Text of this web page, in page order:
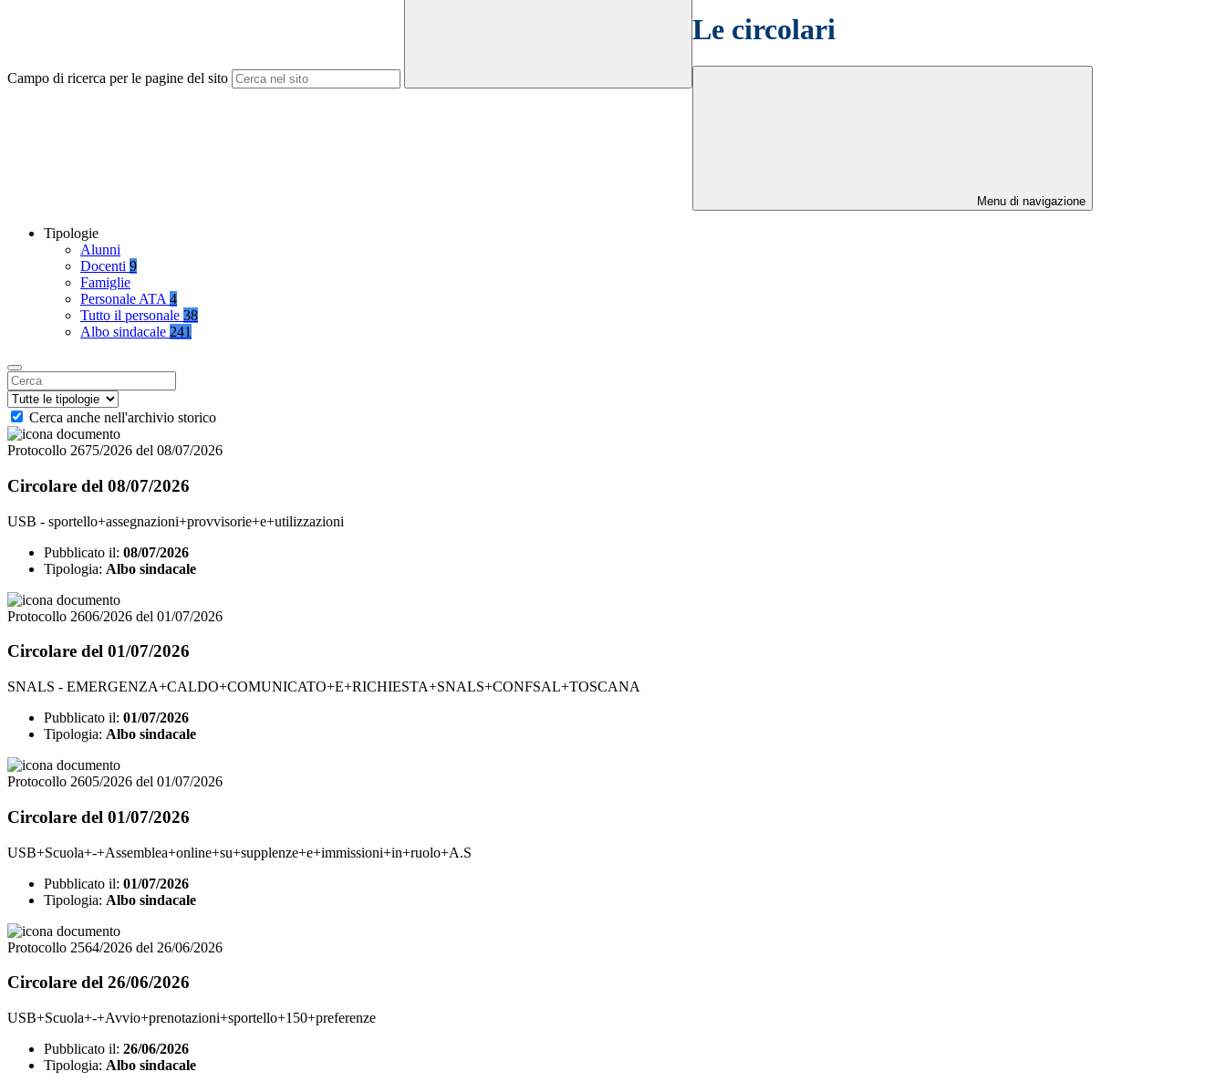
Campo di ricerca per le pagine del sito
Le circolari
Menu di navigazione
Tipologie
Alunni
Docenti 9
Famiglie
Personale ATA 4
Tutto il personale 38
Albo sindacale 241
Cerca anche nell'archivio storico
Protocollo 2675/2026 del 08/07/2026
Circolare del 08/07/2026
USB - sportello+assegnazioni+provvisorie+e+utilizzazioni
Pubblicato il: 08/07/2026
Tipologia: Albo sindacale
Protocollo 2606/2026 del 01/07/2026
Circolare del 01/07/2026
SNALS - EMERGENZA+CALDO+COMUNICATO+E+RICHIESTA+SNALS+CONFSAL+TOSCANA
Pubblicato il: 01/07/2026
Tipologia: Albo sindacale
Protocollo 2605/2026 del 01/07/2026
Circolare del 01/07/2026
USB+Scuola+-+Assemblea+online+su+supplenze+e+immissioni+in+ruolo+A.S
Pubblicato il: 01/07/2026
Tipologia: Albo sindacale
Protocollo 2564/2026 del 26/06/2026
Circolare del 26/06/2026
USB+Scuola+-+Avvio+prenotazioni+sportello+150+preferenze
Pubblicato il: 26/06/2026
Tipologia: Albo sindacale